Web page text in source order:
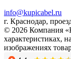
info@kupicabel.ru
г. Краснодар,
© 2026 Компания
характеристиках,
изображениях